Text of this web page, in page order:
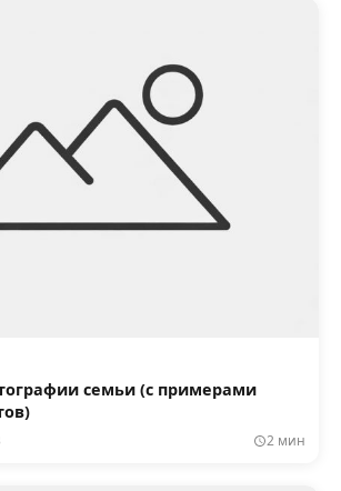
семьи (с примерами
2 мин